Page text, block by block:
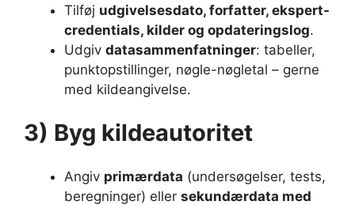
Tilføj udgivelsesdato, forfatter, ekspert-
credentials, kilder og opdateringslog.
Udgiv datasammenfatninger: tabeller,
punktopstillinger, nøgle-nøgletal – gerne
med kildeangivelse.
3) Byg kildeautoritet
Angiv primærdata (undersøgelser, tests,
beregninger) eller sekundærdata med